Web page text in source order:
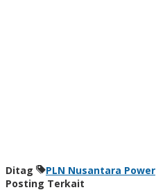
Ditag
PLN Nusantara Power
Posting Terkait